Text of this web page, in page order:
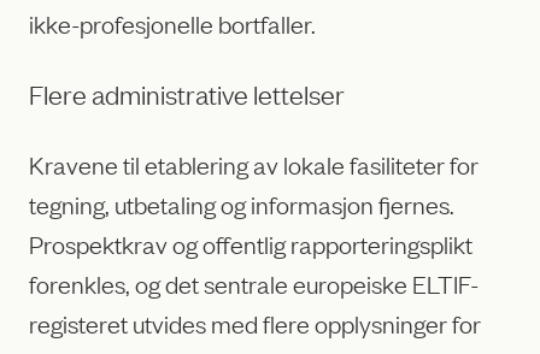
ikke-profesjonelle bortfaller.
Flere administrative lettelser
Kravene til etablering av lokale fasiliteter for
tegning, utbetaling og informasjon fjernes.
Prospektkrav og offentlig rapporteringsplikt
forenkles, og det sentrale europeiske ELTIF-
registeret utvides med flere opplysninger for